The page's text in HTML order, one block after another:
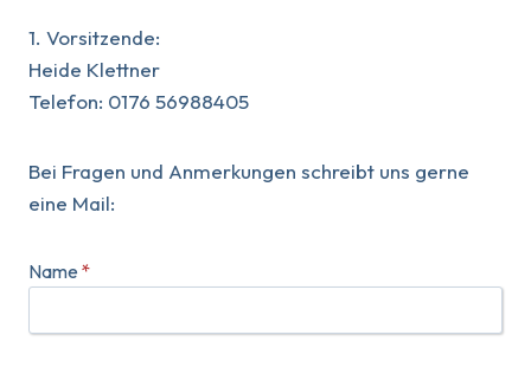
1. Vorsitzende:
Heide Klettner
Telefon: 0176 56988405
Bei Fragen und Anmerkungen schreibt uns gerne
eine Mail:
Name *